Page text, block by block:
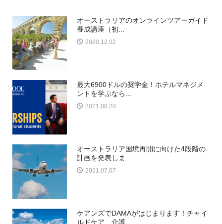
オーストラリアのオンラインツアーガイド
養成講座（初...
2020.12.02
最大6900ドルの奨学金！ホテルマネジメ
ントを学ぶなら...
2021.08.20
オーストラリア国境再開に向けた4段階の
計画を発表しま...
2021.07.07
ケアンズでDAMAがはじまります！チャイ
ルドケア、介護...